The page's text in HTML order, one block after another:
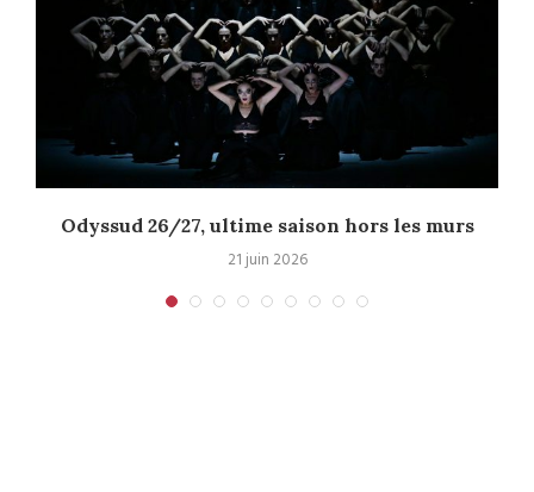
Odyssud 26/27, ultime saison hors les murs
21 juin 2026